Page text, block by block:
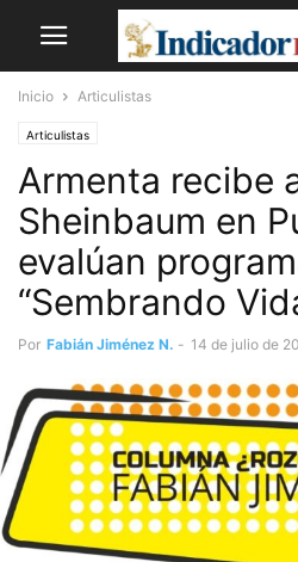
Inicio Articulistas
Articulistas
Armenta recibe
Sheinbaum en
evalúan
“Sembrando
Por Fabián Jiménez N. - 14 de julio de